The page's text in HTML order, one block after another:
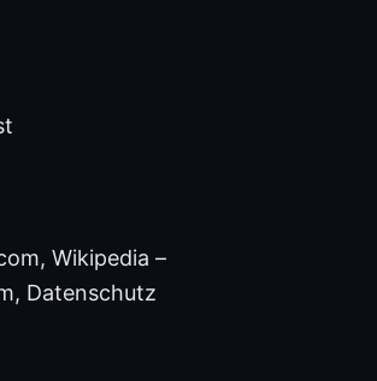
Wikipedia –
Datenschutz